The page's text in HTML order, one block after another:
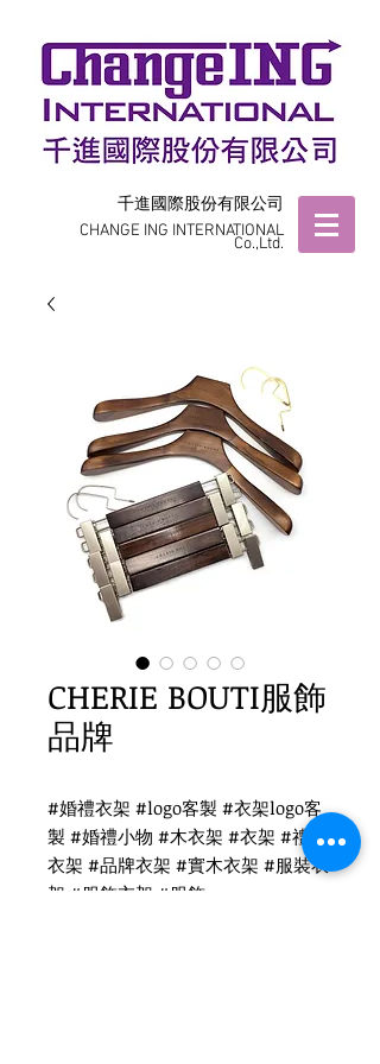
千進國際股份有限公司
CHANGE ING INTERNATIONAL
Co.,Ltd.
CHERIE BOUTI服飾
品牌
#婚禮衣架 #logo客製 #衣架logo客
製 #婚禮小物 #木衣架 #衣架 #禮品
衣架 #品牌衣架 #實木衣架 #服裝衣
架 #服飾衣架 #服飾